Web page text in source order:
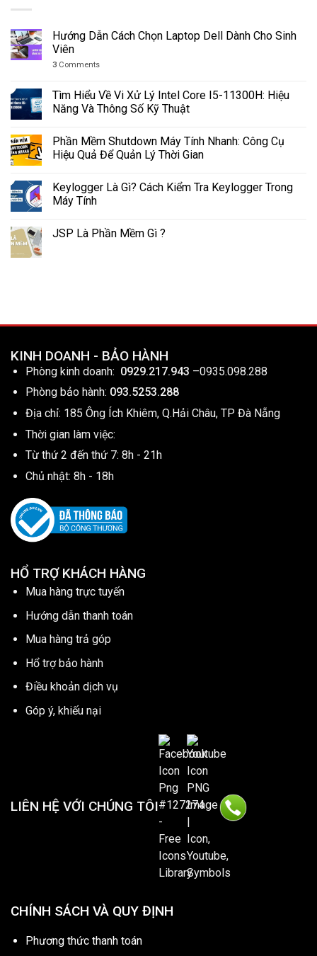
Hướng Dẫn Cách Chọn Laptop Dell Dành Cho Sinh
Viên
3 Comments
Tìm Hiểu Về Vi Xử Lý Intel Core I5-11300H: Hiệu
Năng Và Thông Số Kỹ Thuật
Phần Mềm Shutdown Máy Tính Nhanh: Công Cụ
Hiệu Quả Để Quản Lý Thời Gian
Keylogger Là Gì? Cách Kiểm Tra Keylogger Trong
Máy Tính
JSP Là Phần Mềm Gì ?
KINH DOANH - BẢO HÀNH
Phòng kinh doanh: 0929.217.943 –0935.098.288
Phòng bảo hành: 093.5253.288
Địa chỉ: 185 Ông Ích Khiêm, Q.Hải Châu, TP Đà Nẵng
Thời gian làm việc:
Từ thứ 2 đến thứ 7: 8h - 21h
Chủ nhật: 8h - 18h
HỔ TRỢ KHÁCH HÀNG
Mua hàng trực tuyến
Hướng dẫn thanh toán
Mua hàng trả góp
Hổ trợ bảo hành
Điều khoản dịch vụ
Góp ý, khiếu nại
LIÊN HỆ VỚI CHÚNG TÔI
CHÍNH SÁCH VÀ QUY ĐỊNH
Phương thức thanh toán